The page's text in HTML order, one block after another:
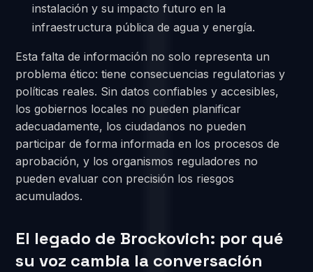
instalación y su impacto futuro en la
infraestructura pública de agua y energía.
Esta falta de información no solo representa un
problema ético: tiene consecuencias regulatorias y
políticas reales. Sin datos confiables y accesibles,
los gobiernos locales no pueden planificar
adecuadamente, los ciudadanos no pueden
participar de forma informada en los procesos de
aprobación, y los organismos reguladores no
pueden evaluar con precisión los riesgos
acumulados.
El legado de Brockovich: por qué
su voz cambia la conversación